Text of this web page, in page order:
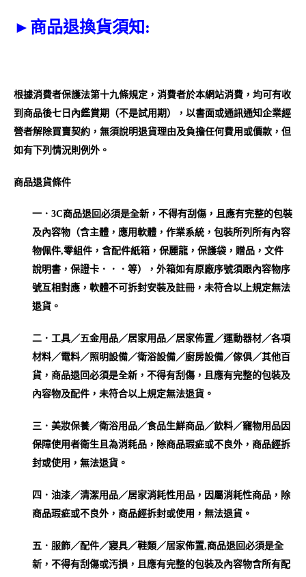
► 商品退換貨須知 :
根據消費者保護法第十九條規定，消費者於本網站消費， 均可有收
到商品後七日內鑑賞期（不是試用期）
，以書面或通訊通知企業經
營者解除買賣契約，無須說明退貨理由及負擔任何費用或價款，但
如有下列情況則例外。
商品退貨條件
一．3C商品退回必須是全新，不得有刮傷，且應有完整的包裝
及內容物（含主體，應用軟體，作業系統，包裝所列所有內容
物佩件,零組件，含配件紙箱，保麗龍，保護袋，贈品，文件
說明書，保證卡．．．等），外箱如有原廠序號須跟內容物序
號互相對應，軟體不可拆封安裝及註冊，未符合以上規定無法
退貨。
二．工具／五金用品／居家用品／居家佈置／運動器材／各項
材料／電料／照明設備／衛浴設備／廚房設備／傢俱／其他百
貨，商品退回必須是全新，不得有刮傷，且應有完整的包裝及
內容物及配件，未符合以上規定無法退貨。
三．美妝保養／衛浴用品／食品生鮮商品／飲料／竉物用品因
保障使用者衛生且為消耗品，除商品瑕疵或不良外，商品經拆
封或使用，無法退貨。
四．油漆／清潔用品／居家消耗性用品，因屬消耗性商品，除
商品瑕疵或不良外，商品經拆封或使用，無法退貨。
五．服飾／配件／寢具／鞋類／居家佈置,商品退回必須是全
新，不得有刮傷或汚損，且應有完整的包裝及內容物含所有配